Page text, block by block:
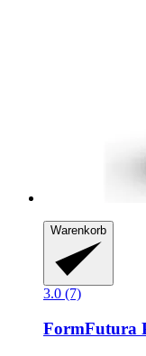
Warenkorb
3.0 (7)
FormFutura